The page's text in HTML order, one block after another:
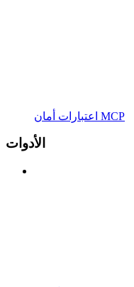
اعتبارات أمان MCP
الأدوات